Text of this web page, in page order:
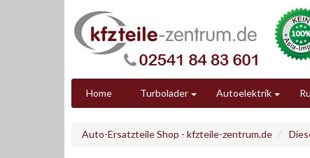
Home Turbolader Autoelektrik
Auto-Ersatzteile Shop - kfzteile-zentrum.de